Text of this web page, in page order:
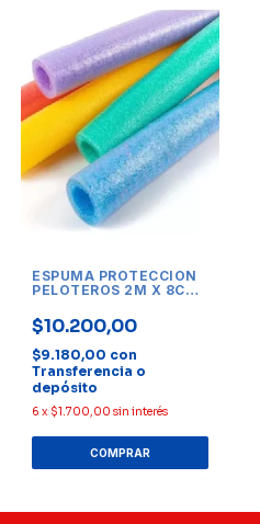
ESPUMA PROTECCION
PELOTEROS 2M X 8CM
INTERIOR COLORES
$10.200,00
$9.180,00 con
Transferencia o
depósito
6 x $1.700,00 sin interés